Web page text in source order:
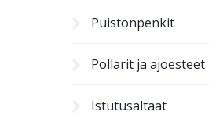
Puistonpenkit
Pollarit ja ajoesteet
Istutusaltaat